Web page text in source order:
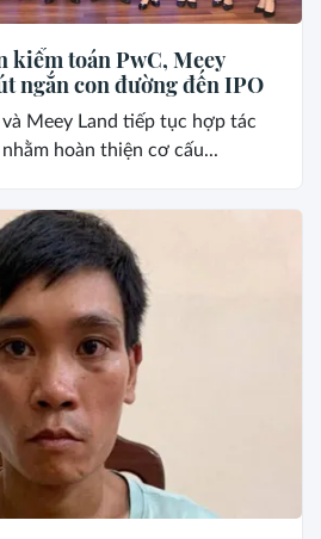
kiểm toán PwC, Meey
ngắn con đường đến IPO
Meey Land tiếp tục hợp tác
hoàn thiện cơ cấu...